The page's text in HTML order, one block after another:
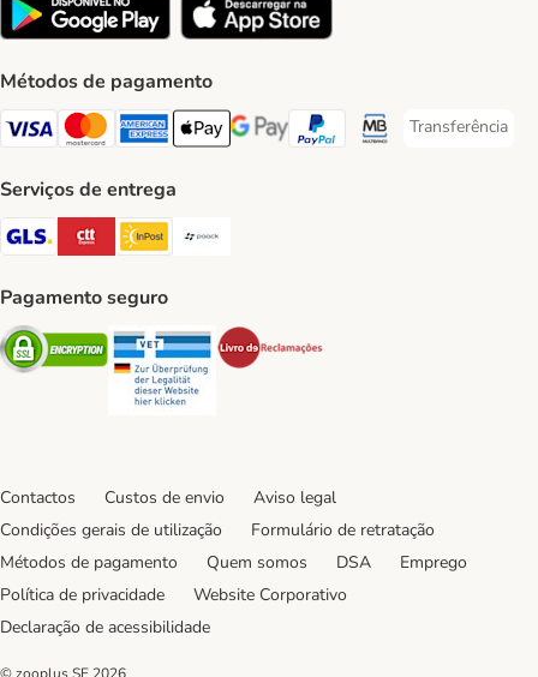
Métodos de pagamento
Visa Payment Method
Mastercard Payment Method
American Express Payment Method
Apple Pay Payment Method
Google Pay Payment Method
PayPal Payment Method
Multibanco Payment
Transferência
Transferência
Serviços de entrega
GLS Shipping Method
CTTExpress Shipping Method
InPost Shipping Method
Pagamento seguro
Security Security
Contactos Custos de envio
Aviso legal
Condições gerais de utilização
Formulário de retratação
Métodos de pagamento
Quem somos DSA
Emprego
Política de privacidade
Website Corporativo
Declaração de acessibilidade